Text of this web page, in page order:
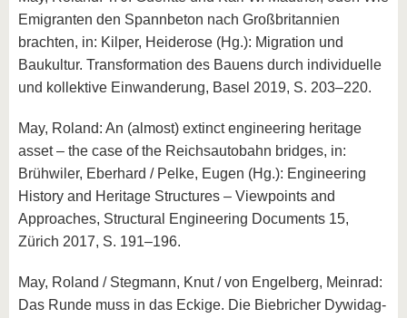
Emigranten den Spannbeton nach Großbritannien
brachten, in: Kilper, Heiderose (Hg.): Migration und
Baukultur. Transformation des Bauens durch individuelle
und kollektive Einwanderung, Basel 2019, S. 203–220.
May, Roland: An (almost) extinct engineering heritage
asset – the case of the Reichsautobahn bridges, in:
Brühwiler, Eberhard / Pelke, Eugen (Hg.): Engineering
History and Heritage Structures – Viewpoints and
Approaches, Structural Engineering Documents 15,
Zürich 2017, S. 191–196.
May, Roland / Stegmann, Knut / von Engelberg, Meinrad:
Das Runde muss in das Eckige. Die Biebricher Dywidag-